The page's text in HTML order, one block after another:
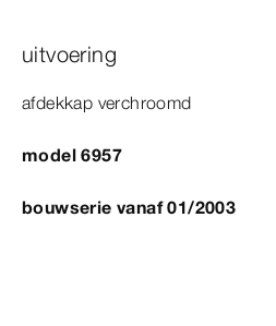
uitvoering
afdekkap verchroomd
model 6957
bouwserie vanaf 01/2003